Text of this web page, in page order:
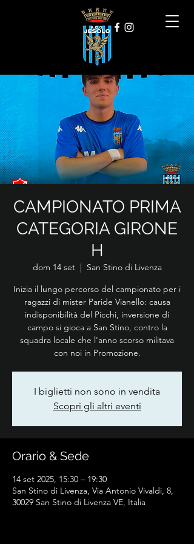
CAMPIONATO PRIMA
CATEGORIA GIRONE
H
dom 14 set
  |
San Stino di Livenza
Inizia il lungo percorso del campionato per i
ragazzi di mister Paride Vianello: causa
indisponibilità del Picchi, inversione di
campo si gioca a San Stino, contro la
squadra locale che l'anno scorso militava
con noi in Promozione.
I biglietti non sono in vendita
Scopri gli altri eventi
Orario & Sede
14 set 2025, 15:30 – 19:30
San Stino di Livenza, Via Antonio Vivaldi, 8,
30029 San Stino di Livenza VE, Italia